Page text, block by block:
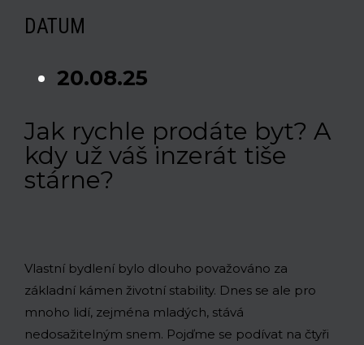
DATUM
20.08.25
Jak rychle prodáte byt? A
kdy už váš inzerát tiše
stárne?
Vlastní bydlení bylo dlouho považováno za
základní kámen životní stability. Dnes se ale pro
mnoho lidí, zejména mladých, stává
nedosažitelným snem. Pojďme se podívat na čtyři